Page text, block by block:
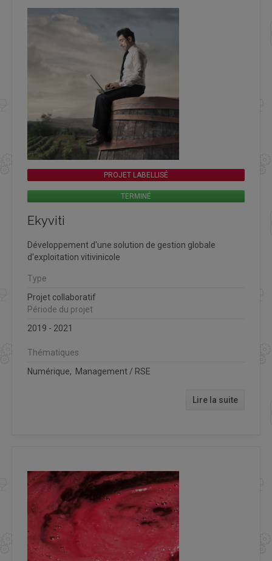
PROJET LABELLISÉ
TERMINÉ
Ekyviti
Développement d'une solution de gestion globale
d'exploitation vitivinicole
Type
Projet collaboratif
Période du projet
2019 - 2021
Thématiques
Numérique, Management / RSE
Lire la suite